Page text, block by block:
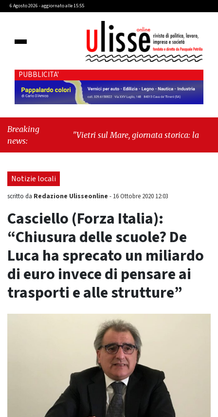
6 Agosto 2026 - aggiornato alle 15:55
PUBBLICITA'
Breaking
news:
"Vietri sul Mare, giornata storica: la ceramica
futuro"
Notizie locali
scritto da Redazione Ulisseonline - 16 Ottobre 2020 12:03
Casciello (Forza Italia):
“Chiusura delle scuole? De
Luca ha sprecato un miliardo
di euro invece di pensare ai
trasporti e alle strutture”